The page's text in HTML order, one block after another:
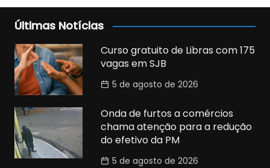
Últimas Notícias
Curso gratuito de Libras com 175
vagas em SJB
5 de agosto de 2026
Onda de furtos a comércios
chama atenção para a redução
do efetivo da PM
5 de agosto de 2026